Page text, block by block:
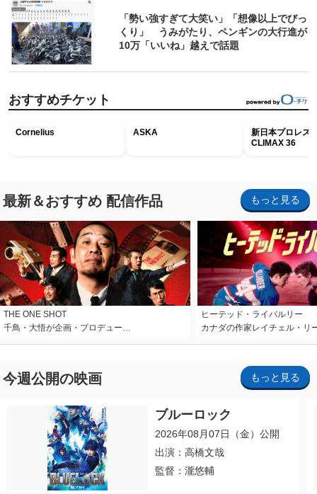
「勢い強すぎて大笑い」「想像以上でびっ
くり」 うみがたり、ペンギンの大行進が
10万「いいね」越えで話題
おすすめチケット
Cornelius ASKA
新日本プロレス
CLIMAX 36
最新＆おすすめ 配信作品 もっと見る
THE ONE SHOT
千鳥・大悟が企画・プロデュー…
ヒーテッド・ライバルリー
カナダの作家レイチェル・リ
今週公開の映画 もっと見る
ブルーロック
2026年08月07日（金）公開
出演：高橋文哉
監督：瀧悠輔